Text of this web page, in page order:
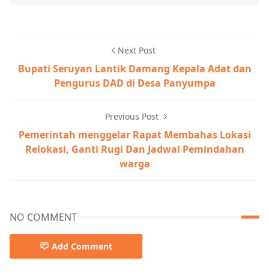
Next Post
Bupati Seruyan Lantik Damang Kepala Adat dan
Pengurus DAD di Desa Panyumpa
Previous Post
Pemerintah menggelar Rapat Membahas Lokasi
Relokasi, Ganti Rugi Dan Jadwal Pemindahan
warga
NO COMMENT
Add Comment